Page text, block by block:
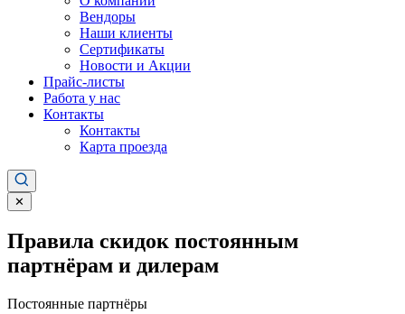
Вендоры
Наши клиенты
Сертификаты
Новости и Акции
Прайс-листы
Работа у нас
Контакты
Контакты
Карта проезда
✕
Правила скидок постоянным
партнёрам и дилерам
Постоянные партнёры